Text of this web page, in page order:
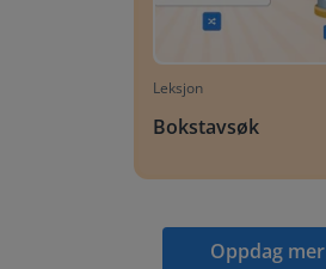
Leksjon
Bokstavsøk
Oppdag mer